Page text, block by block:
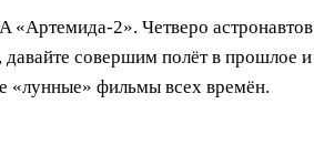
«Артемида-2». Четверо астронавтов
совершим полёт в прошлое и
«лунные» фильмы всех времён.